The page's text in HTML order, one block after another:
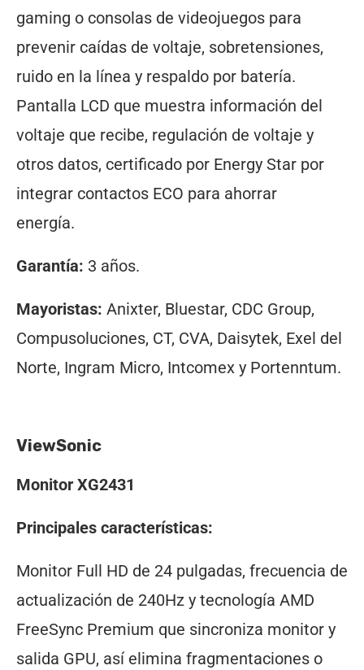
gaming o consolas de videojuegos para
prevenir caídas de voltaje, sobretensiones,
ruido en la línea y respaldo por batería.
Pantalla LCD que muestra información del
voltaje que recibe, regulación de voltaje y
otros datos, certificado por Energy Star por
integrar contactos ECO para ahorrar
energía.
Garantía: 3 años.
Mayoristas: Anixter, Bluestar, CDC Group,
Compusoluciones, CT, CVA, Daisytek, Exel del
Norte, Ingram Micro, Intcomex y Portenntum.
ViewSonic
Monitor XG2431
Principales características:
Monitor Full HD de 24 pulgadas, frecuencia de
actualización de 240Hz y tecnología AMD
FreeSync Premium que sincroniza monitor y
salida GPU, así elimina fragmentaciones o